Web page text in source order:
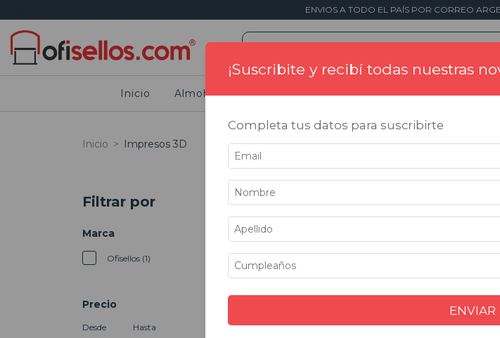
ENVIOS A TODO EL PAÍS POR CORREO
Inicio Almohadillas Sellos Tintas Placas
Inicio > Impresos 3D
Filtrar por
Marca
Ofisellos (1)
Precio
Desde Hasta
¡Suscribite y recibí todas nuestras
Completa tus datos para suscribirte
ENVIAR